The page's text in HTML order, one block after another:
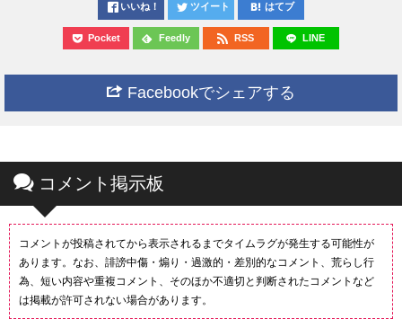
いいね！ ツイート はてブ
Pocket Feedly RSS LINE
Facebookでシェアする
コメント掲示板
コメントが投稿されてから表示されるまでタイムラグが発生する可能性が
あります。なお、誹謗中傷・煽り・過激的・差別的なコメント、荒らし行
為、短い内容や重複コメント、そのほか不適切と判断されたコメントなど
は掲載が許可されない場合があります。